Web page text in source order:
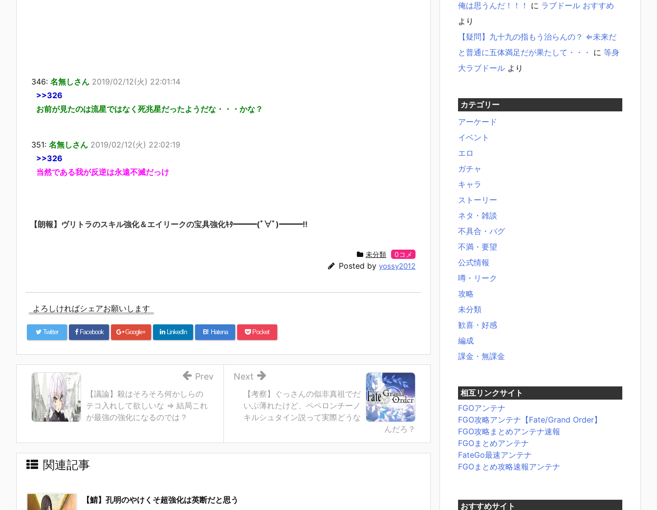
346: 名無しさん 2019/02/12(火) 22:01:14
>>326
お前が見たのは流星ではなく死兆星だったようだな・・・かな？
351: 名無しさん 2019/02/12(火) 22:02:19
>>326
当然である我が反逆は永遠不滅だっけ
【朗報】ヴリトラのスキル強化＆エイリークの宝具強化ｷﾀ━━━(ﾟ∀ﾟ)━━━!!
未分類 0コメ
Posted by yossy2012
よろしければシェアお願いします
Twitter Facebook Google+ LinkedIn B! Hatena Pocket
【考察】ぐっさんの似非真祖でだ
いぶ薄れたけど、ペペロンチーノ
キルシュタイン説って実際どうな
んだろ？
Next
【議論】殺はそろそろ何かしらの
テコ入れして欲しいな ⇒ 結局これ
が最強の強化になるのでは？
Prev
関連記事
【鯖】孔明のやけくそ超強化は英断だと思う
俺は思うんだ！！！
に ラブドール おすすめ
より
【疑問】九十九の指もう治らんの？ ⇐未来だ
と普通に五体満足だが果たして・・・ に 等身
大ラブドール より
カテゴリー
アーケード
イベント
エロ
ガチャ
キャラ
ストーリー
ネタ・雑談
不具合・バグ
不満・要望
公式情報
噂・リーク
攻略
未分類
歓喜・好感
編成
課金・無課金
相互リンクサイト
FGOアンテナ
FGO攻略アンテナ【Fate/Grand Order】
FGO攻略まとめアンテナ速報
FGOまとめアンテナ
FateGo最速アンテナ
FGOまとめ攻略速報アンテナ
おすすめサイト